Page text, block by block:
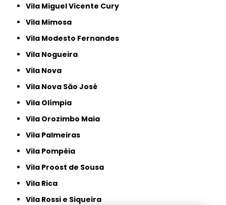
Vila Miguel Vicente Cury
Vila Mimosa
Vila Modesto Fernandes
Vila Nogueira
Vila Nova
Vila Nova São José
Vila Olímpia
Vila Orozimbo Maia
Vila Palmeiras
Vila Pompéia
Vila Proost de Sousa
Vila Rica
Vila Rossi e Siqueira